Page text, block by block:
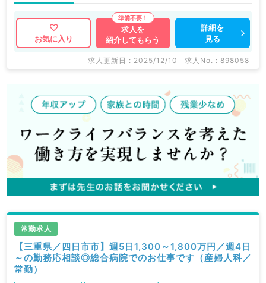
お気に入り
求人を
紹介してもらう
詳細を
見る
求人更新日 : 2025/12/10 求人No. : 898058
常勤求人
【三重県／四日市市】週5日1,300～1,800万円／週4日
～の勤務応相談◎総合病院でのお仕事です（産婦人科／
常勤）